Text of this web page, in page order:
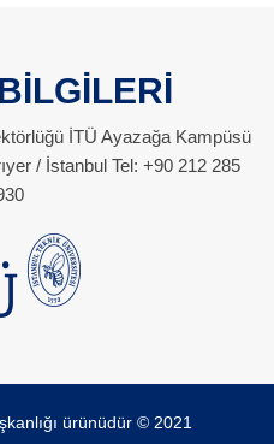
İTÜ Ayazağa Kampüsü
/ İstanbul Tel: +90 212 285
ürünüdür © 2021